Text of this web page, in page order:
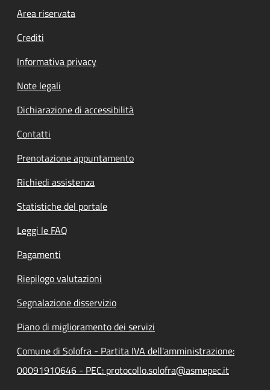
Footer menu
Area riservata
Crediti
Informativa privacy
Note legali
Dichiarazione di accessibilità
Contatti
Prenotazione appuntamento
Richiedi assistenza
Statistiche del portale
Leggi le FAQ
Pagamenti
Riepilogo valutazioni
Segnalazione disservizio
Piano di miglioramento dei servizi
Comune di Solofra - Partita IVA dell'amministrazione:
00091910646 - PEC: protocollo.solofra@asmepec.it